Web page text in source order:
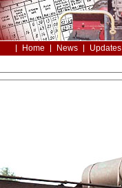
Home News Updates